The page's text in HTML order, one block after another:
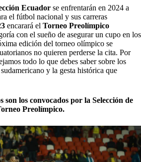
Ecuador se enfrentarán en 2024 a
el fútbol nacional y sus carreras
encarará el Torneo Preolímpico
con el sueño de asegurar un cupo en los
edición del torneo olímpico se
no quieren perderse la cita. Por
todo lo que debes saber sobre los
y la gesta histórica que
son los convocados por la Selección de
Preolímpico.